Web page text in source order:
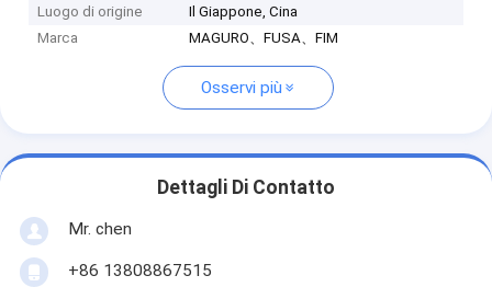
Luogo di origine
Il Giappone, Cina
Marca
MAGURO、FUSA、FIM
Osservi più
Dettagli Di Contatto
Mr. chen
+86 13808867515